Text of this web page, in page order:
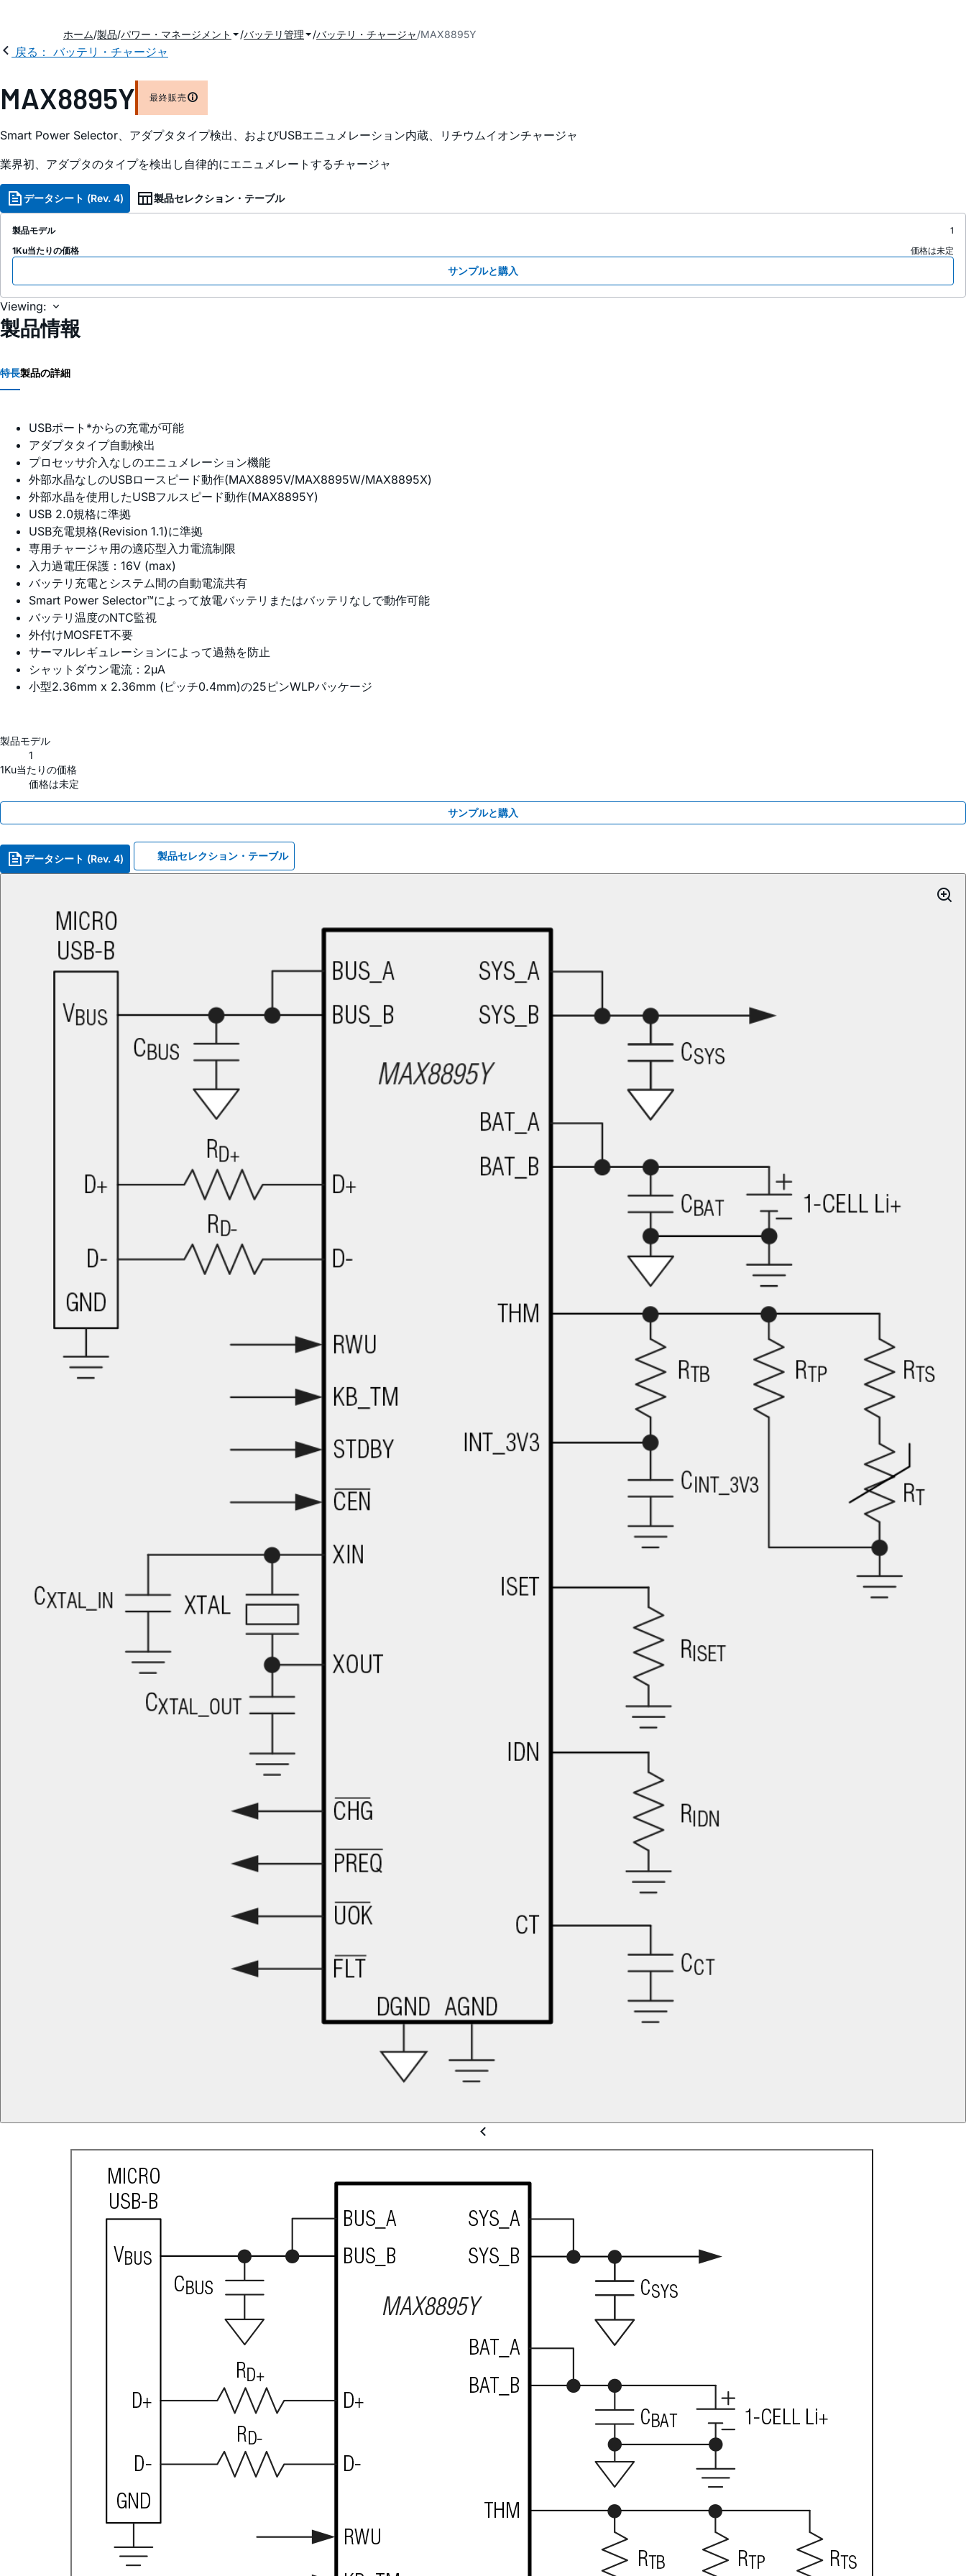
ホーム 製品 パワー・マネージメント バッテリ管理 バッテリ・チャージャ MAX8895Y
戻る： バッテリ・チャージャ
MAX8895Y 最終販売
Smart Power Selector、アダプタタイプ検出、およびUSBエニュメレーション内蔵、リチウムイオンチャージャ
業界初、アダプタのタイプを検出し自律的にエニュメレートするチャージャ
データシート (Rev. 4) 製品セレクション・テーブル
製品モデル
1
1Ku当たりの価格
価格は未定
サンプルと購入
Viewing:
製品情報
特長製品の詳細
USBポート*からの充電が可能
アダプタタイプ自動検出
プロセッサ介入なしのエニュメレーション機能
外部水晶なしのUSBロースピード動作(MAX8895V/MAX8895W/MAX8895X)
外部水晶を使用したUSBフルスピード動作(MAX8895Y)
USB 2.0規格に準拠
USB充電規格(Revision 1.1)に準拠
専用チャージャ用の適応型入力電流制限
入力過電圧保護：16V (max)
バッテリ充電とシステム間の自動電流共有
Smart Power Selector™によって放電バッテリまたはバッテリなしで動作可能
バッテリ温度のNTC監視
外付けMOSFET不要
サーマルレギュレーションによって過熱を防止
シャットダウン電流：2µA
小型2.36mm x 2.36mm (ピッチ0.4mm)の25ピンWLPパッケージ
製品モデル
1
1Ku当たりの価格
価格は未定
サンプルと購入
データシート (Rev. 4) 製品セレクション・テーブル